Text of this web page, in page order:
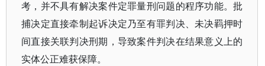
考，并不具有解决案件定罪量刑问题的程序功能。批
捕决定直接牵制起诉决定乃至有罪判决、未决羁押时
间直接关联判决刑期，导致案件判决在结果意义上的
实体公正难获保障。